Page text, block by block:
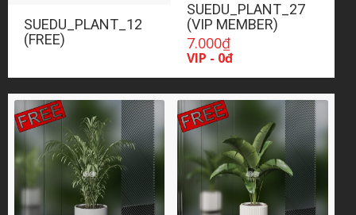
SUEDU_PLANT_12
(FREE)
SUEDU_PLANT_27
(VIP MEMBER)
7.000₫
VIP - 0đ